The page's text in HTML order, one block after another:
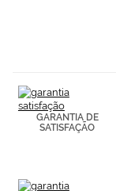
visitadas).
Puedes
consultar más
información en
GARANTIA DE
SATISFAÇÃO